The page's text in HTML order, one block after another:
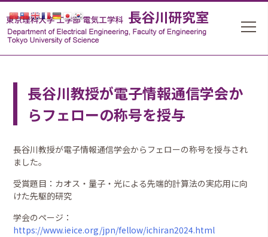
長谷川教授が電子情報通信学会か
らフェローの称号を授与
長谷川教授が電子情報通信学会からフェローの称号を授与され
ました。
受賞題目：カオス・量子・光による先端的計算法の実応用に向
けた先駆的研究
学会のページ：
https://www.ieice.org/jpn/fellow/ichiran2024.html